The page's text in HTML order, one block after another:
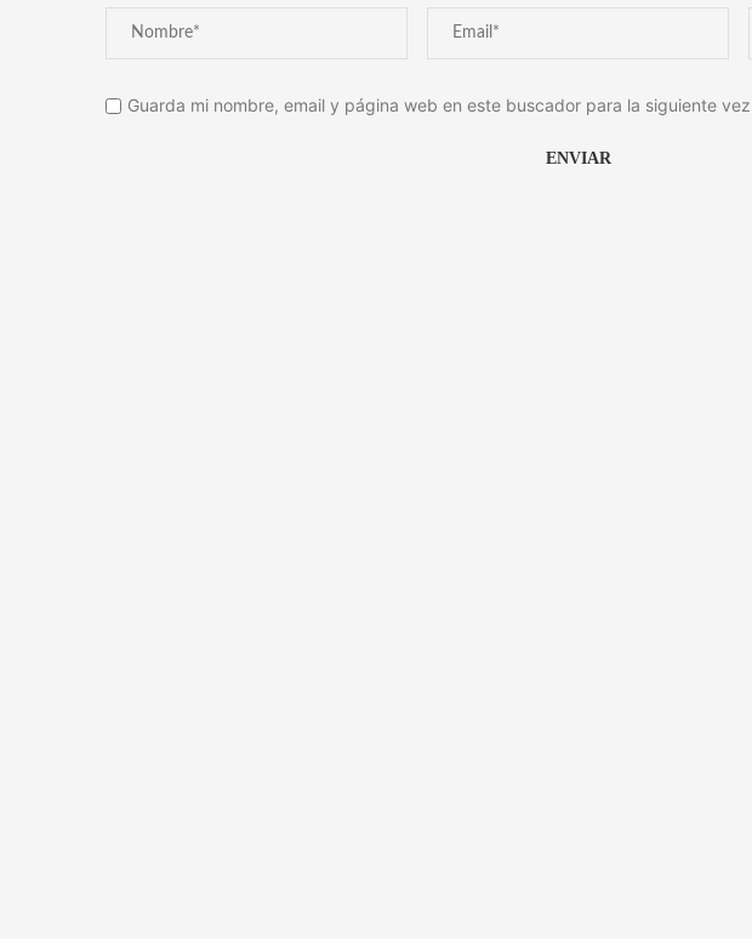
Guarda mi nombre, email y página web en este buscador para la siguiente